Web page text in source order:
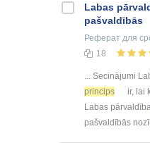
Labas
pašvaldībās
Реферат для
18
... Secinājumi
princips
ir, lai
Labas
pašvaldībās